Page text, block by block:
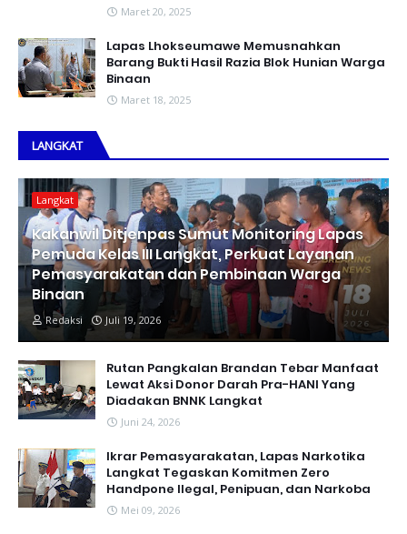
Maret 20, 2025
Lapas Lhokseumawe Memusnahkan
Barang Bukti Hasil Razia Blok Hunian Warga
Binaan
Maret 18, 2025
LANGKAT
Langkat
Kakanwil Ditjenpas Sumut Monitoring Lapas
Pemuda Kelas III Langkat, Perkuat Layanan
Pemasyarakatan dan Pembinaan Warga
Binaan
Redaksi Juli 19, 2026
Rutan Pangkalan Brandan Tebar Manfaat
Lewat Aksi Donor Darah Pra-HANI Yang
Diadakan BNNK Langkat
Juni 24, 2026
Ikrar Pemasyarakatan, Lapas Narkotika
Langkat Tegaskan Komitmen Zero
Handpone llegal, Penipuan, dan Narkoba
Mei 09, 2026